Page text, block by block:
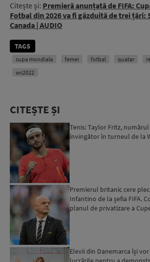
Citește și: Premieră anunțată de FIFA:
Fotbal din 2026 va fi găzduită de trei țări:
Canada | AUDIO
TAGS
cupa mondiala femei fotbal quatar
wc2022
CITEȘTE ȘI
Tenis: Taylor Fritz,
învingător în turneul de la
Premierul britanic cere
Infantino de la șefia FIFA.
planul de privatizare a
Elevii din Danemarca își